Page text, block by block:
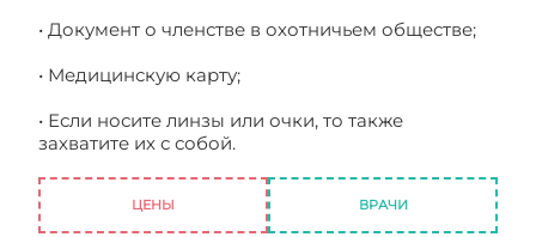
• Документ о членстве в охотничьем обществе;
• Медицинскую карту;
• Если носите линзы или очки, то также
захватите их с собой.
ЦЕНЫ ВРАЧИ